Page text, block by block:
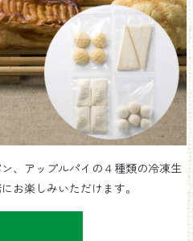
、アップルパイの４種類の冷凍生
お楽しみいただけます。